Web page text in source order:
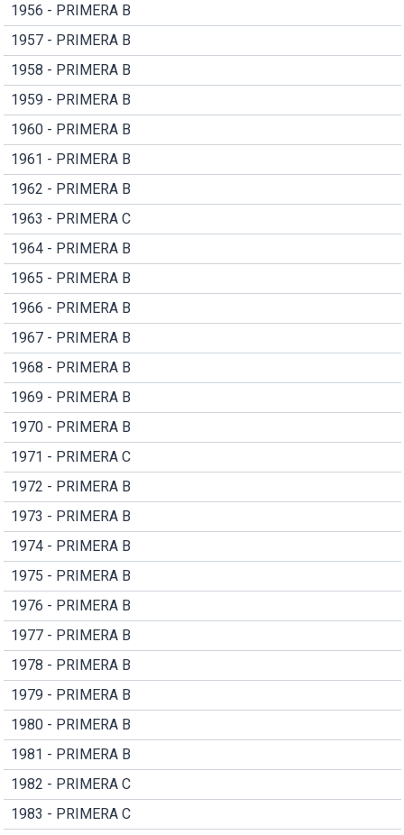
1956 - PRIMERA B
1957 - PRIMERA B
1958 - PRIMERA B
1959 - PRIMERA B
1960 - PRIMERA B
1961 - PRIMERA B
1962 - PRIMERA B
1963 - PRIMERA C
1964 - PRIMERA B
1965 - PRIMERA B
1966 - PRIMERA B
1967 - PRIMERA B
1968 - PRIMERA B
1969 - PRIMERA B
1970 - PRIMERA B
1971 - PRIMERA C
1972 - PRIMERA B
1973 - PRIMERA B
1974 - PRIMERA B
1975 - PRIMERA B
1976 - PRIMERA B
1977 - PRIMERA B
1978 - PRIMERA B
1979 - PRIMERA B
1980 - PRIMERA B
1981 - PRIMERA B
1982 - PRIMERA C
1983 - PRIMERA C